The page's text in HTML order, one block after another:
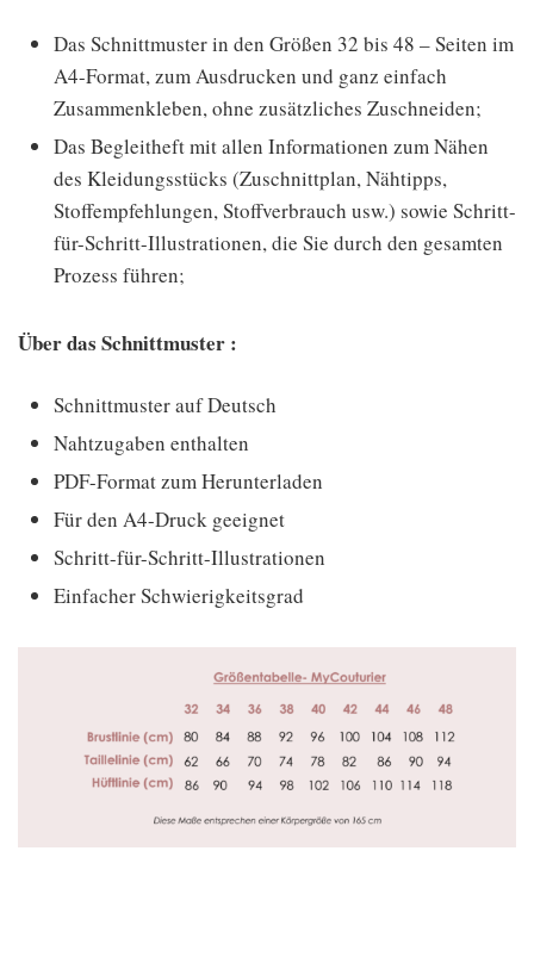
Das Schnittmuster in den Größen 32 bis 48 – Seiten im
A4-Format, zum Ausdrucken und ganz einfach
Zusammenkleben, ohne zusätzliches Zuschneiden;
Das Begleitheft mit allen Informationen zum Nähen
des Kleidungsstücks (Zuschnittplan, Nähtipps,
Stoffempfehlungen, Stoffverbrauch usw.) sowie Schritt-
für-Schritt-Illustrationen, die Sie durch den gesamten
Prozess führen;
Über das Schnittmuster :
Schnittmuster auf Deutsch
Nahtzugaben enthalten
PDF-Format zum Herunterladen
Für den A4-Druck geeignet
Schritt-für-Schritt-Illustrationen
Einfacher Schwierigkeitsgrad